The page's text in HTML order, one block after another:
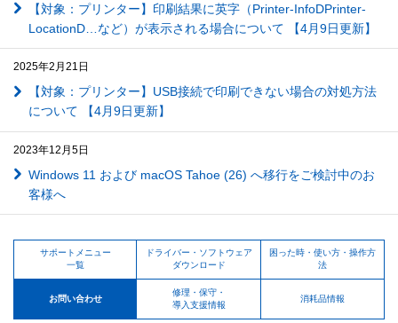
【対象：プリンター】印刷結果に英字（Printer-InfoDPrinter-
LocationD…など）が表示される場合について 【4月9日更新】
2025年2月21日
【対象：プリンター】USB接続で印刷できない場合の対処方法
について 【4月9日更新】
2023年12月5日
Windows 11 および macOS Tahoe (26) へ移行をご検討中のお
客様へ
サポートメニュー
一覧
ドライバー・ソフトウェア
ダウンロード
困った時・使い方・操作方
法
お問い合わせ
修理・保守・
導入支援情報
消耗品情報